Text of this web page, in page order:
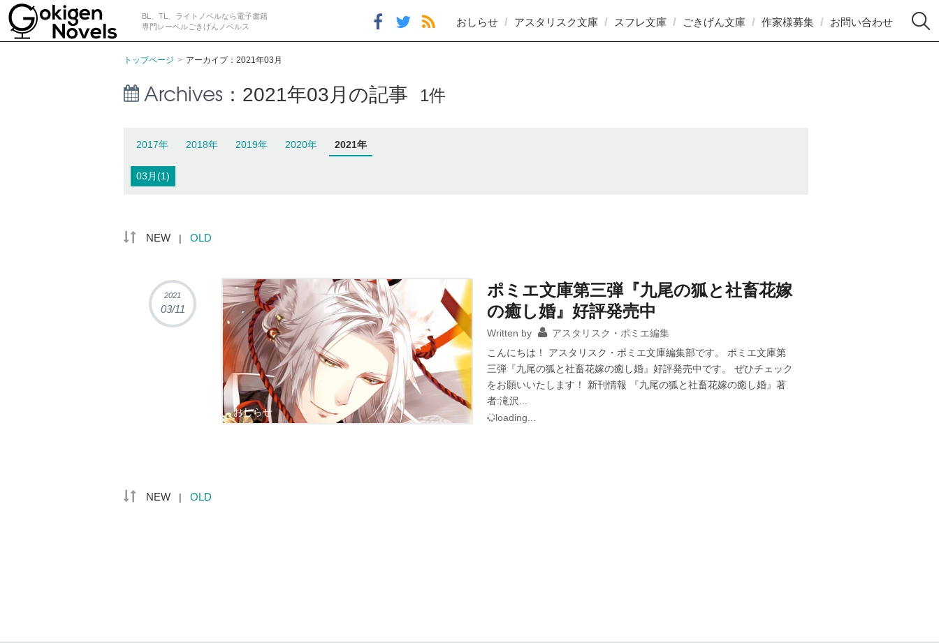
BL、TL、ライトノベルなら電子書籍
専門レーベルごきげんノベルス
おしらせ アスタリスク文庫 スフレ文庫 ごきげん文庫 作家様募集 お問い合わせ
トップページ > アーカイブ：2021年03月
Archives ： 2021年03月の記事 1件
2017年 2018年 2019年 2020年 2021年
03月(1)
NEW | OLD
2021
03/11
おしらせ
ポミエ文庫第三弾『九尾の狐と社畜花嫁
の癒し婚』好評発売中
Written by
アスタリスク・ポミエ編集
こんにちは！ アスタリスク・ポミエ文庫編集部です。 ポミエ文庫第
三弾『九尾の狐と社畜花嫁の癒し婚』好評発売中です。 ぜひチェック
をお願いいたします！ 新刊情報 『九尾の狐と社畜花嫁の癒し婚』著
者:滝沢...
loading...
NEW | OLD
SUBSCRIBE